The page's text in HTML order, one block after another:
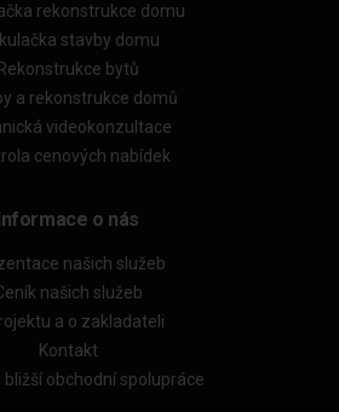
rekonstrukce domu
stavby domu
Rekonstrukce bytů
a rekonstrukce domů
videokonzultace
cenových nabídek
Informace o nás
našich služeb
našich služeb
a o zakladateli
Kontakt
bližší obchodní spolupráce